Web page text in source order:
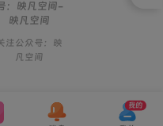
注公众号：映
凡空间
我的